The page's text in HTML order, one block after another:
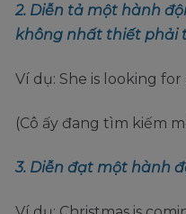
2. Diễn tả một hành
không nhất thiết phải
Ví dụ: She is looking
(Cô ấy đang tìm kiếm
3. Diễn đạt một hành